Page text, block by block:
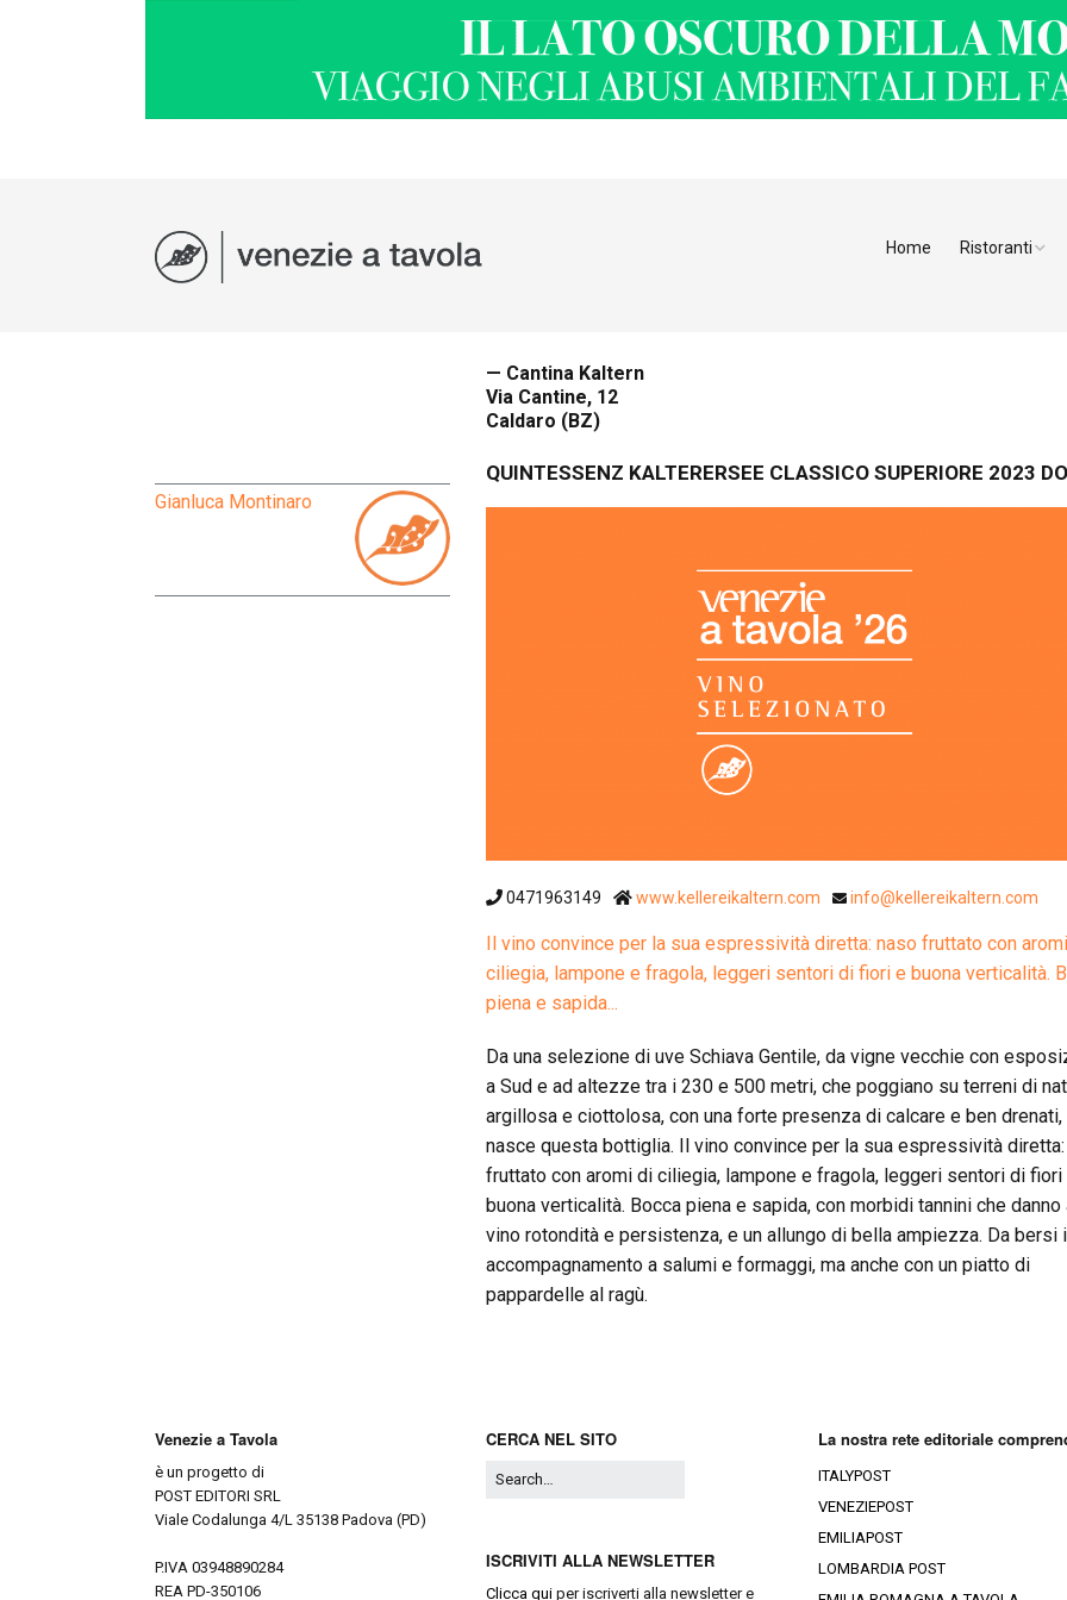
Home Ristoranti
Friuli Venezia
Gianluca Montinaro
— Cantina Kaltern
Via Cantine, 12
Caldaro (BZ)
QUINTESSENZ KALTERERSEE CLASSICO SUPERIORE 2023
0471963149 www.kellereikaltern.com info@kellereikaltern.com
Il vino convince per la sua espressività diretta: naso fruttato con
ciliegia, lampone e fragola, leggeri sentori di fiori e buona verticalità.
piena e sapida...
Da una selezione di uve Schiava Gentile, da vigne vecchie con
a Sud e ad altezze tra i 230 e 500 metri, che poggiano su terreni di
argillosa e ciottolosa, con una forte presenza di calcare e ben drenati,
nasce questa bottiglia. Il vino convince per la sua espressività
fruttato con aromi di ciliegia, lampone e fragola, leggeri sentori di fiori
buona verticalità. Bocca piena e sapida, con morbidi tannini che danno
vino rotondità e persistenza, e un allungo di bella ampiezza. Da bersi
accompagnamento a salumi e formaggi, ma anche con un piatto di
pappardelle al ragù.
Venezie a Tavola
è un progetto di
POST EDITORI SRL
Viale Codalunga 4/L 35138 Padova (PD)
P.IVA 03948890284
REA PD-350106
CERCA NEL SITO
ISCRIVITI ALLA NEWSLETTER
Clicca qui per iscriverti alla newsletter e
La nostra rete editoriale
ITALYPOST
VENEZIEPOST
EMILIAPOST
LOMBARDIA POST